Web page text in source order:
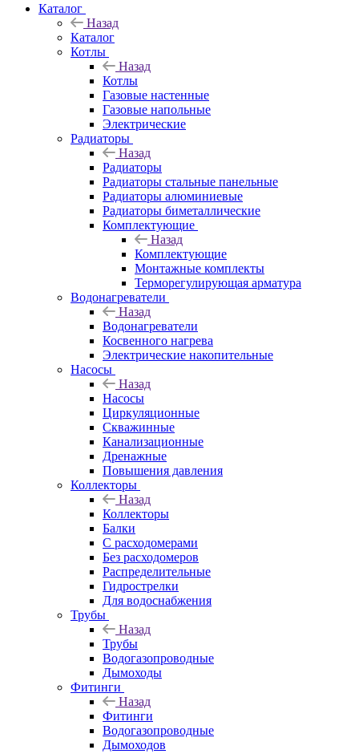
Каталог
Назад
Каталог
Котлы
Назад
Котлы
Газовые настенные
Газовые напольные
Электрические
Радиаторы
Назад
Радиаторы
Радиаторы стальные панельные
Радиаторы алюминиевые
Радиаторы биметаллические
Комплектующие
Назад
Комплектующие
Монтажные комплекты
Терморегулирующая арматура
Водонагреватели
Назад
Водонагреватели
Косвенного нагрева
Электрические накопительные
Насосы
Назад
Насосы
Циркуляционные
Скважинные
Канализационные
Дренажные
Повышения давления
Коллекторы
Назад
Коллекторы
Балки
С расходомерами
Без расходомеров
Распределительные
Гидрострелки
Для водоснабжения
Трубы
Назад
Трубы
Водогазопроводные
Дымоходы
Фитинги
Назад
Фитинги
Водогазопроводные
Дымоходов